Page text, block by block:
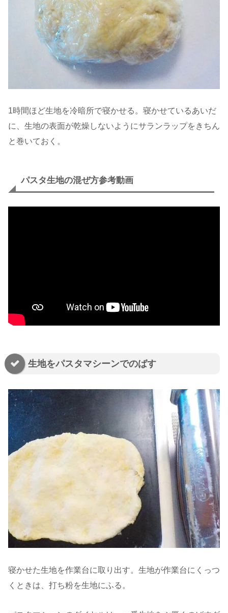
1時間ほど生地を冷暗所で寝かせる。寝かせているあいだ
に、生地の表面が乾燥しないようにサランラップをきちん
と巻いておく。
パスタ生地の混ぜ方参考動画
生地をパスタマシーンでのばす
寝かせた生地を作業台に取り出す。生地が作業台にくっつ
くときは、打ち粉を生地にふる。